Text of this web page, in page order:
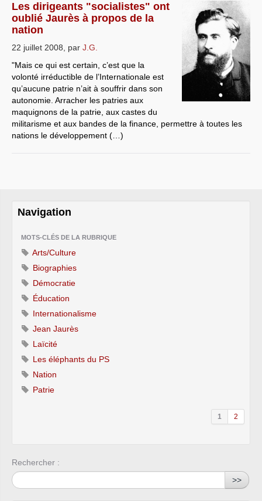
Les dirigeants "socialistes" ont
oublié Jaurès à propos de la
nation
22 juillet 2008 par J.G.
"Mais ce qui est certain, c’est que la
volonté irréductible de l’Internationale est
qu’aucune patrie n’ait à souffrir dans son
autonomie. Arracher les patries aux
maquignons de la patrie, aux castes du
militarisme et aux bandes de la finance, permettre à toutes les
nations le développement (…)
Navigation
MOTS-CLÉS DE LA RUBRIQUE
Arts/Culture
Biographies
Démocratie
Éducation
Internationalisme
Jean Jaurès
Laïcité
Les éléphants du PS
Nation
Patrie
1 2
Rechercher :
>>